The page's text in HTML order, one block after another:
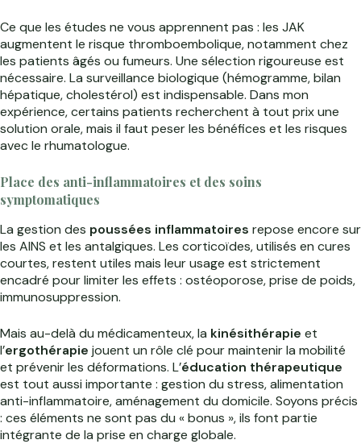
Ce que les études ne vous apprennent pas : les JAK
augmentent le risque thromboembolique, notamment chez
les patients âgés ou fumeurs. Une sélection rigoureuse est
nécessaire. La surveillance biologique (hémogramme, bilan
hépatique, cholestérol) est indispensable. Dans mon
expérience, certains patients recherchent à tout prix une
solution orale, mais il faut peser les bénéfices et les risques
avec le rhumatologue.
Place des anti-inflammatoires et des soins
symptomatiques
La gestion des poussées inflammatoires repose encore sur
les AINS et les antalgiques. Les corticoïdes, utilisés en cures
courtes, restent utiles mais leur usage est strictement
encadré pour limiter les effets : ostéoporose, prise de poids,
immunosuppression.
Mais au-delà du médicamenteux, la kinésithérapie et
l’ergothérapie jouent un rôle clé pour maintenir la mobilité
et prévenir les déformations. L’éducation thérapeutique
est tout aussi importante : gestion du stress, alimentation
anti-inflammatoire, aménagement du domicile. Soyons précis
: ces éléments ne sont pas du « bonus », ils font partie
intégrante de la prise en charge globale.